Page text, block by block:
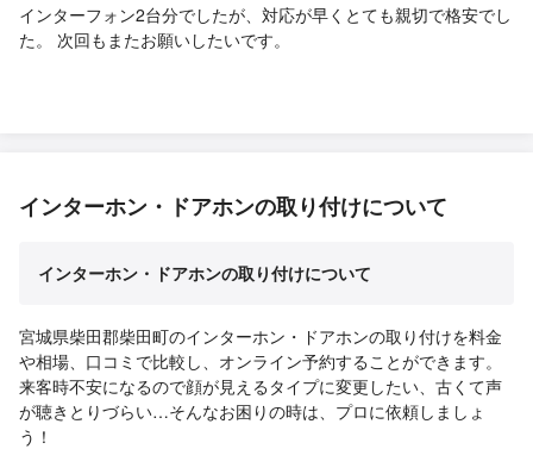
インターフォン2台分でしたが、対応が早くとても親切で格安でし
た。 次回もまたお願いしたいです。
インターホン・ドアホンの取り付けについて
インターホン・ドアホンの取り付けについて
宮城県柴田郡柴田町のインターホン・ドアホンの取り付けを料金
や相場、口コミで比較し、オンライン予約することができます。
来客時不安になるので顔が見えるタイプに変更したい、古くて声
が聴きとりづらい…そんなお困りの時は、プロに依頼しましょ
う！